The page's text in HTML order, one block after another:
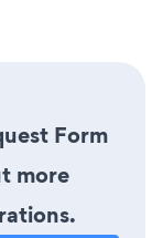
Form
more